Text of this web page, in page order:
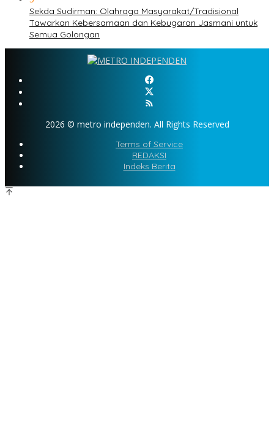
Sekda Sudirman: Olahraga Masyarakat/Tradisional
Tawarkan Kebersamaan dan Kebugaran Jasmani untuk
Semua Golongan
2026 © metro independen. All Rights Reserved
Terms of Service
REDAKSI
Indeks Berita